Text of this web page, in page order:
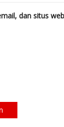
dan situs